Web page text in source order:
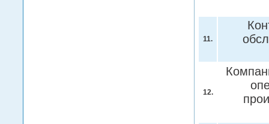
11.
12.